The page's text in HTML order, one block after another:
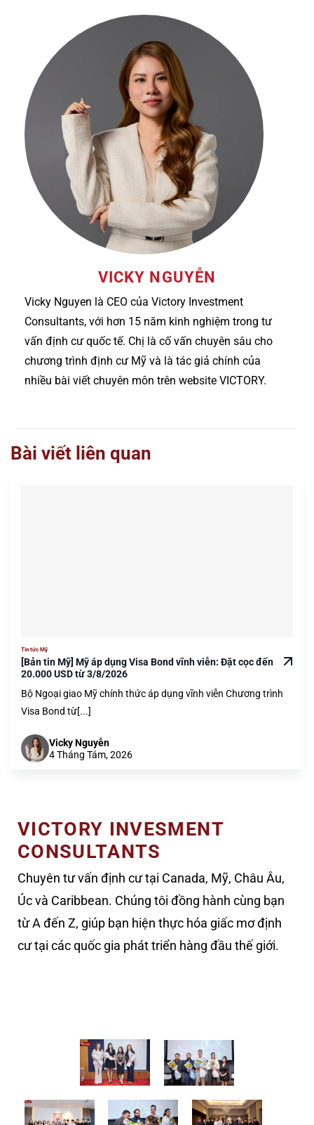
VICKY NGUYỄN
Vicky Nguyen là CEO của Victory Investment
Consultants, với hơn 15 năm kinh nghiệm trong tư
vấn định cư quốc tế. Chị là cố vấn chuyên sâu cho
chương trình định cư Mỹ và là tác giả chính của
nhiều bài viết chuyên môn trên website VICTORY.
Bài viết liên quan
Tin tức Mỹ
[Bản tin Mỹ] Mỹ áp dụng Visa Bond vĩnh viễn: Đặt cọc đến
20.000 USD từ 3/8/2026
Bộ Ngoại giao Mỹ chính thức áp dụng vĩnh viễn Chương trình
Visa Bond từ[...]
Vicky Nguyễn
4 Tháng Tám, 2026
VICTORY INVESMENT
CONSULTANTS
Chuyên tư vấn định cư tại Canada, Mỹ, Châu Âu,
Úc và Caribbean. Chúng tôi đồng hành cùng bạn
từ A đến Z, giúp bạn hiện thực hóa giấc mơ định
cư tại các quốc gia phát triển hàng đầu thế giới.